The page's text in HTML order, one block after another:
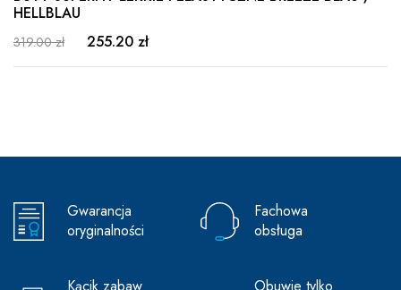
HELLBLAU
319.00 zł 255.20 zł
Gwarancja
oryginalności
Fachowa
obsługa
Kącik zabaw
Obuwie tylko